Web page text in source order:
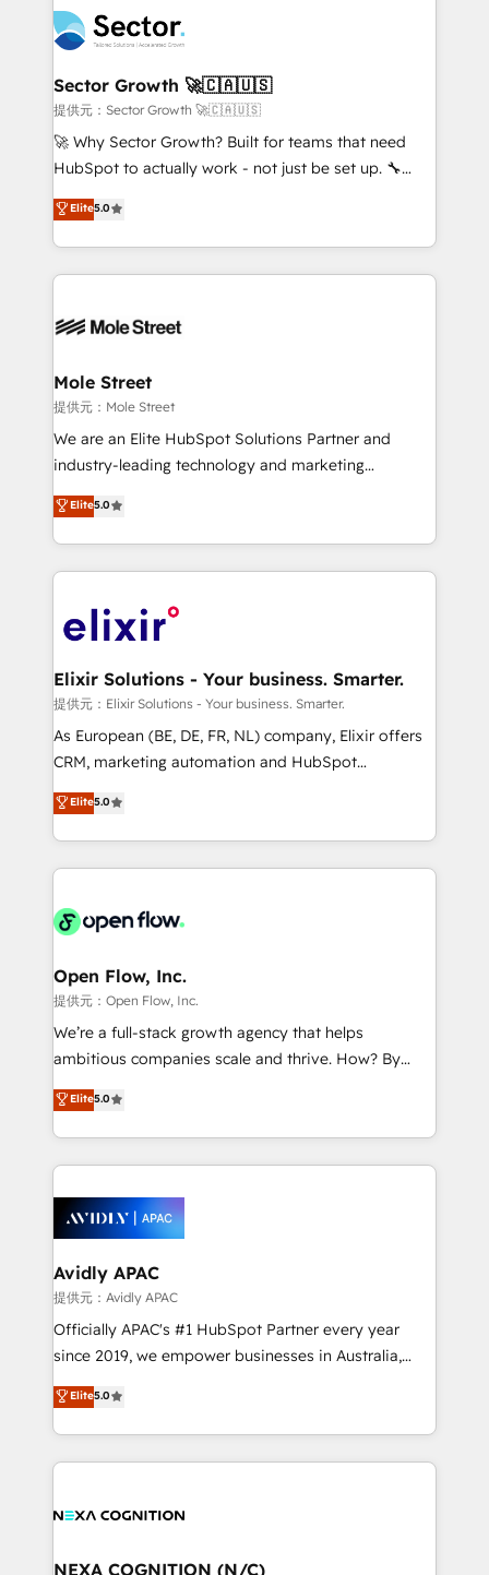
empresas em 13 países utilizam a Nexforce. Somos
a maior parceira da HubSpot na América Latina e
líder no ranking global de sucesso do cliente da
HubSpot.
businesses. Our teams are based in North America
and APAC. We are HubSpot's top-ranked Advanced
Implementation Certified Partner and we contribute
to their advisory council. We strive to do 'good work
with good people' and have worked with incredible
brands. You can see some of them on our website,
Sector Growth 🚀🇨🇦🇺🇸
提供元：Sector Growth 🚀🇨🇦🇺🇸
🚀 Why Sector Growth? Built for teams that need
HubSpot to actually work - not just be set up. 🔧
HubSpot Experts: Onboarding, migrations,
automation, and training built for adoption. ⚡ Highly
Technical Execution: ERP, EMR and Custom
Integrations; complex builds delivered in weeks, not
workflows; automation agents; process optimization
Healthcare: HIPAA implementations; secure data
workflows 💼 Financial Services: compliant
workflows; audit-ready reporting ⚖️ Legal: client
intake; pipeline and document workflows 🛒 E-
revenue automation 🏢 Real Estate: deal pipelines;
portfolio and lifecycle management 🏭
HIPAA-aware; CASL-compliant; GDPR-ready
implementations where required 💡 Why 500+
built to scale.
Elite5.0
Mole Street
提供元：Mole Street
We are an Elite HubSpot Solutions Partner and
industry-leading technology and marketing
consultancy. Our focus is on enterprise and mid-
market B2B companies globally that want a strategic
approach to execute their goals through creative
applications of our solutions; Technical HubSpot
Design, Migrations + Integrations. Mole Street’s
greatness, which is achieved through creating
absolute clarity, derived from a well-defined
strategy, executed well, and reported on with clear
results. The culture is driven by core values; Joy, Grit,
Mindedness, and Clarity. We are driven to win for the
collective good of the company and its clientele, and
things are happening.
Elite5.0
Elixir Solutions - Your business. Smarter.
提供元：Elixir Solutions - Your business. Smarter.
As European (BE, DE, FR, NL) company, Elixir offers
CRM, marketing automation and HubSpot
integration products and services to mid-market
and enterprise customers. We ensure that your sales,
service and marketing department operates in the
most effective way, while at the same time
integrated buyers journey. Elixir is located in
and Amsterdam. Elixir is a first mover and leader
when it comes to HubSpot sales and service
implementations, highly renowned for our business
acumen, process (re-)design experience and a
integrate HubSpot with complex solutions like SAP,
MicroSoft, custom solutions,... Our company also has
Retail execution, CPQ, customer portals and
HubSpot CMS developments. And we're champions
Elite5.0
Open Flow, Inc.
提供元：Open Flow, Inc.
We’re a full-stack growth agency that helps
ambitious companies scale and thrive. How? By
upgrading and streamlining every single revenue-
generating aspect of your business. We’re proud
HubSpot Elite Solutions Partners and devout CRM
nerds who can harness HubSpot’s custom digital
experience. Working hand-in-hand with your team,
we’ll assemble a RevOps machine that drives more
traffic, generates better leads and crushes your
revenue goals. We've worked with thousands of
HubSpot customers and we'd love to work with you
too! Clients come to us for: Advanced CRM solutions
HubSpot Data System Migrations between systems
to HubSpot New lead generation strategies Time-
Elite5.0
Avidly APAC
提供元：Avidly APAC
Officially APAC's #1 HubSpot Partner every year
since 2019, we empower businesses in Australia,
New Zealand, and globally to realise their full
potential through enterprise HubSpot CRM
implementation. And we deliver best practice across
the whole HubSpot platform, covering marketing,
all businesses, from start-up to Enterprise, and have
the world. Our human approach to digital
Elite5.0
NEXA COGNITION (N/C)